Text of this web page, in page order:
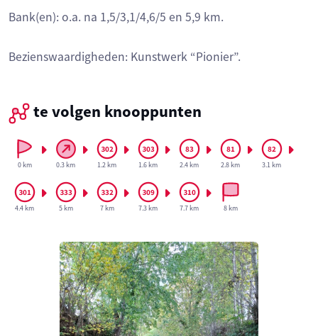
Bank(en): o.a. na 1,5/3,1/4,6/5 en 5,9 km.
Bezienswaardigheden: Kunstwerk “Pionier”.
te volgen knooppunten
0 km 0.3 km 1.2 km 1.6 km 2.4 km 2.8 km 3.1 km
4.4 km 5 km 7 km 7.3 km 7.7 km 8 km